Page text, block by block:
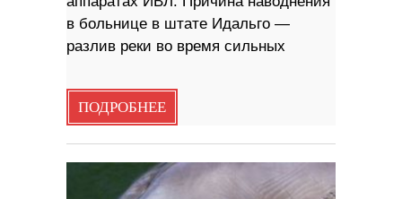
в больнице в штате Идальго —
разлив реки во время сильных
ПОДРОБНЕЕ